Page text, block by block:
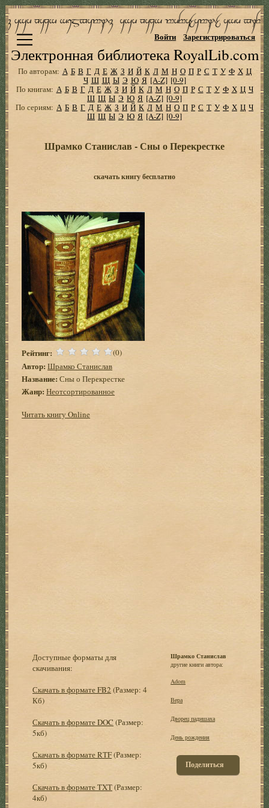
Электронная библиотека RoyalLib.com
Войти Зарегистрироваться
По авторам: А Б В Г Д Е Ж З И Й К Л М Н О П Р С Т У Ф Х Ц
Ч Ш Щ Ы Э Ю Я [A-Z] [0-9]
По книгам: А Б В Г Д Е Ж З И Й К Л М Н О П Р С Т У Ф Х Ц Ч
Ш Щ Ы Э Ю Я [A-Z] [0-9]
По сериям: А Б В Г Д Е Ж З И Й К Л М Н О П Р С Т У Ф Х Ц Ч
Ш Щ Ы Э Ю Я [A-Z] [0-9]
Шрамко Станислав - Сны о Перекрестке
скачать книгу бесплатно
Рейтинг: (0)
Автор: Шрамко Станислав
Название: Сны о Перекрестке
Жанр: Неотсортированное
Читать книгу Online
Доступные форматы для
скачивания:
Скачать в формате FB2 (Размер: 4
Кб)
Скачать в формате DOC (Размер:
5кб)
Скачать в формате RTF(Размер:
5кб)
Скачать в формате TXT(Размер:
4кб)
Шрамко Станислав
другие книги автора:
Adom
Вера
Дворец падишаха
День рождения
Поделиться